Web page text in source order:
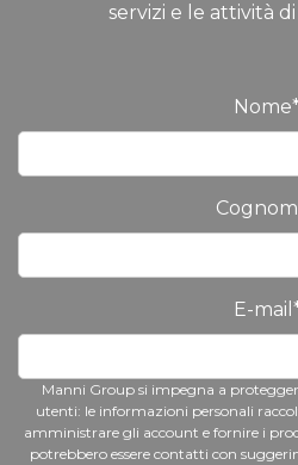
servizi e le attività
Nome*
E-mail
Manni Group si impegna a
utenti: le informazioni personali
amministrare gli account e fornire i
potrebbero essere contatti con